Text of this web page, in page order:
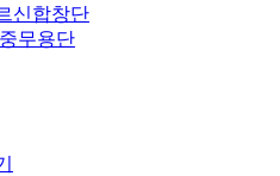
신합창단
무용단